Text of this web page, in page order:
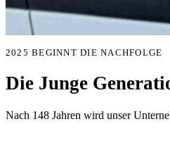
2025 BEGINNT DIE NACHFOLGE
Die Junge
Nach 148 Jahren wird unser